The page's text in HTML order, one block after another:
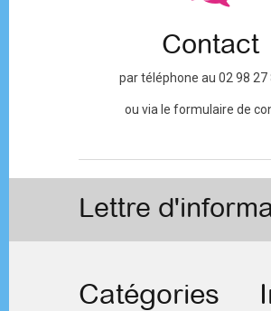
Contact
par téléphone au 02 98 27
ou via le formulaire de
Lettre
Catégories